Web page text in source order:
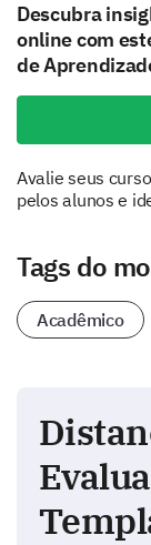
Descubra
online com
de
Avalie seus
pelos alunos e
Tags do
Acadêmico